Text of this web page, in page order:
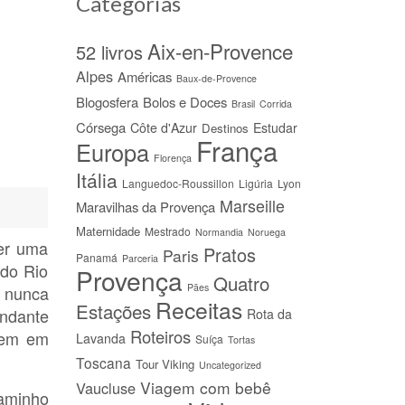
uma
Rio
em
52 livros Aix-en-Provence
Alpes Américas Baux-de-Provence
Blogosfera Bolos e Doces Brasil Corrida
Córsega Côte d'Azur Destinos Estudar
Europa Florença França
Itália Languedoc-Roussillon Ligúria Lyon
Maravilhas da Provença Marseille
Maternidade Mestrado Normandia Noruega
Panamá Parceria Paris Pratos
Provença Pães Quatro
Estações Receitas Rota da
Lavanda Roteiros Suíça Tortas
Toscana Tour Viking Uncategorized
Vaucluse Viagem com bebê